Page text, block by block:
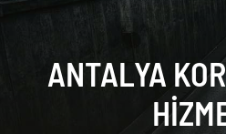
ANTALYA